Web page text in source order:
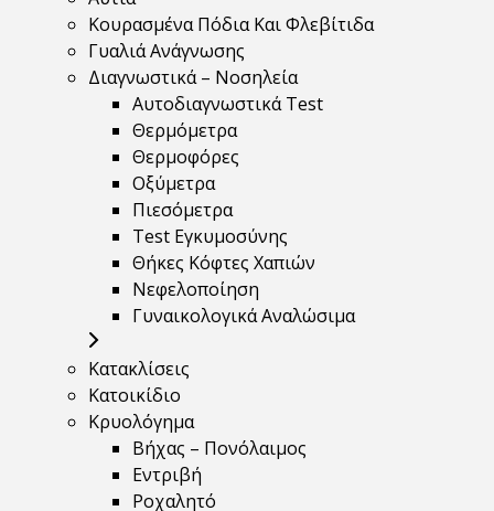
Κουρασμένα Πόδια Και Φλεβίτιδα
Γυαλιά Ανάγνωσης
Διαγνωστικά – Νοσηλεία
Αυτοδιαγνωστικά Test
Θερμόμετρα
Θερμοφόρες
Οξύμετρα
Πιεσόμετρα
Test Εγκυμοσύνης
Θήκες Κόφτες Χαπιών
Νεφελοποίηση
Γυναικολογικά Αναλώσιμα
Κατακλίσεις
Κατοικίδιο
Κρυολόγημα
Βήχας – Πονόλαιμος
Εντριβή
Ροχαλητό